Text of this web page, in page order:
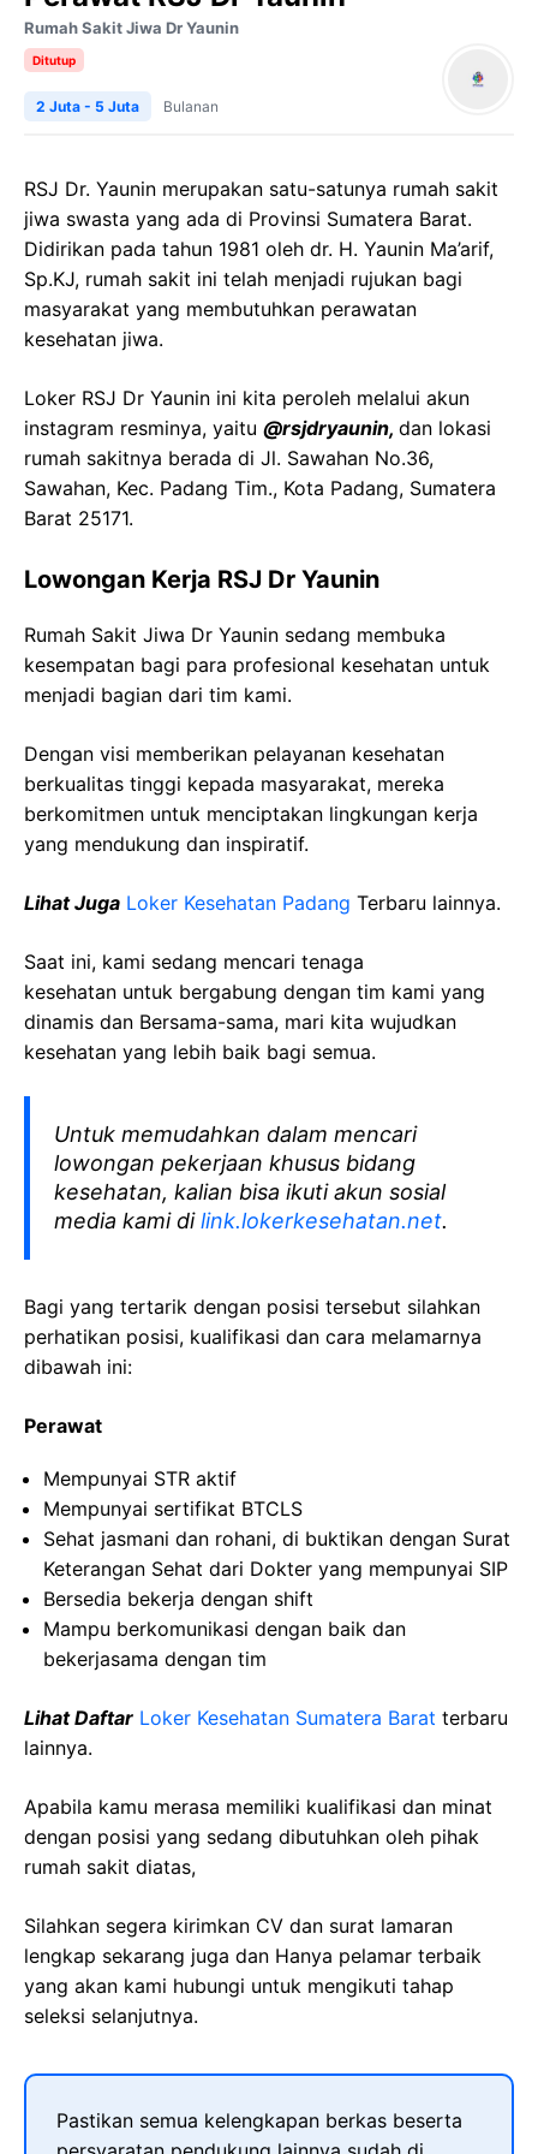
Rumah Sakit Jiwa Dr Yaunin
Ditutup
2 Juta - 5 Juta Bulanan
RSJ Dr. Yaunin merupakan satu-satunya rumah sakit
jiwa swasta yang ada di Provinsi Sumatera Barat.
Didirikan pada tahun 1981 oleh dr. H. Yaunin Ma’arif,
Sp.KJ, rumah sakit ini telah menjadi rujukan bagi
masyarakat yang membutuhkan perawatan
kesehatan jiwa.
Loker RSJ Dr Yaunin ini kita peroleh melalui akun
instagram resminya, yaitu @rsjdryaunin, dan lokasi
rumah sakitnya berada di Jl. Sawahan No.36,
Sawahan, Kec. Padang Tim., Kota Padang, Sumatera
Barat 25171.
Lowongan Kerja RSJ Dr Yaunin
Rumah Sakit Jiwa Dr Yaunin sedang membuka
kesempatan bagi para profesional kesehatan untuk
menjadi bagian dari tim kami.
Dengan visi memberikan pelayanan kesehatan
berkualitas tinggi kepada masyarakat, mereka
berkomitmen untuk menciptakan lingkungan kerja
yang mendukung dan inspiratif.
Lihat Juga Loker Kesehatan Padang Terbaru lainnya.
Saat ini, kami sedang mencari tenaga
kesehatan untuk bergabung dengan tim kami yang
dinamis dan Bersama-sama, mari kita wujudkan
kesehatan yang lebih baik bagi semua.
Untuk memudahkan dalam mencari
lowongan pekerjaan khusus bidang
kesehatan, kalian bisa ikuti akun sosial
media kami dilink.lokerkesehatan.net.
Bagi yang tertarik dengan posisi tersebut silahkan
perhatikan posisi, kualifikasi dan cara melamarnya
dibawah ini:
Perawat
Mempunyai STR aktif
Mempunyai sertifikat BTCLS
Sehat jasmani dan rohani, di buktikan dengan Surat
Keterangan Sehat dari Dokter yang mempunyai SIP
Bersedia bekerja dengan shift
Mampu berkomunikasi dengan baik dan
bekerjasama dengan tim
Lihat Daftar Loker Kesehatan Sumatera Barat terbaru
lainnya.
Apabila kamu merasa memiliki kualifikasi dan minat
dengan posisi yang sedang dibutuhkan oleh pihak
rumah sakit diatas,
Silahkan segera kirimkan CV dan surat lamaran
lengkap sekarang juga dan Hanya pelamar terbaik
yang akan kami hubungi untuk mengikuti tahap
seleksi selanjutnya.
Pastikan semua kelengkapan berkas beserta